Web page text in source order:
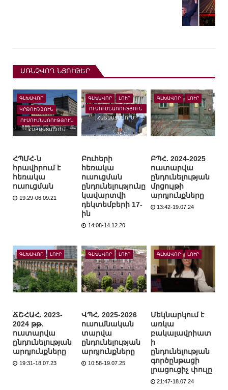
ԱՌՆՉՎՈՂ ՆՅՈՒԹԵՐ
ԳԼԽԱՎՈՐ
ԿՐԹՈՒԹՅՈՒՆ
ՈՒՍՈՒՄՆԱՌՈՒԹՅՈՒՆ
ՀԱՅԱՍՏԱՆՈՒՄ
ՀՊՄՀ-ն
հրավիրում է
հեռակա
ուսուցման
19:29-06.09.21
ԳԼԽԱՎՈՐ ԼՈՒՐ
ՈՒՍՈՒՄՆԱՌՈՒԹՅՈՒՆ
ՀԱՅԱՍՏԱՆՈՒՄ
Բուհերի
հեռակա
ուսուցման
ընդունելությունը
կավարտվի
դեկտեմբերի 17-
ին
14:08-14.12.20
ԳԼԽԱՎՈՐ ԼՈՒՐ
ԲՊՀ. 2024-2025
ուստարվա
ընդունելության
մրցույթի
արդյունքները
13:42-19.07.24
ԳԼԽԱՎՈՐ ԼՈՒՐ
ՃՇՀԱՀ. 2023-
2024 թթ.
ուստարվա
ընդունելության
արդյունքները
19:31-18.07.23
ԳԼԽԱՎՈՐ ԼՈՒՐ
ՎՊՀ. 2025-2026
ուսումնական
տարվա
ընդունելության
արդյունքները
10:58-19.07.25
ԳԼԽԱՎՈՐ ԼՈՒՐ
Մեկնարկում է
առկա
բակալավրիատ
ի
ընդունելության
գործընթացի
լրացուցիչ փուլը
21:47-18.07.24